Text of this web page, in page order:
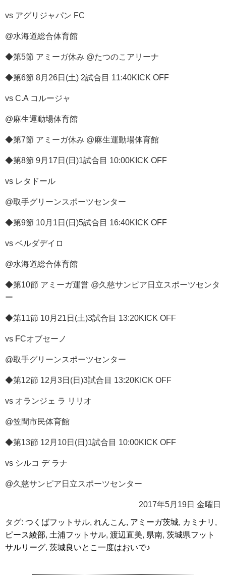
vs アグリジャパン FC
@水海道総合体育館
◆第5節 アミーガ休み @たつのこアリーナ
◆第6節 8月26日(土) 2試合目 11:40KICK OFF
vs C.A コルージャ
@麻生運動場体育館
◆第7節 アミーガ休み @麻生運動場体育館
◆第8節 9月17日(日)1試合目 10:00KICK OFF
vs レタドール
@取手グリーンスポーツセンター
◆第9節 10月1日(日)5試合目 16:40KICK OFF
vs ベルダデイロ
@水海道総合体育館
◆第10節 アミーガ運営 @久慈サンピア日立スポーツセンタ
ー
◆第11節 10月21日(土)3試合目 13:20KICK OFF
vs FCオブセーノ
@取手グリーンスポーツセンター
◆第12節 12月3日(日)3試合目 13:20KICK OFF
vs オランジェ ラ リリオ
@笠間市民体育館
◆第13節 12月10日(日)1試合目 10:00KICK OFF
vs シルコ デ ラナ
@久慈サンピア日立スポーツセンター
2017年5月19日 金曜日
タグ: つくばフットサル, れんこん, アミーガ茨城, カミナリ ,
ピース綾部, 土浦フットサル, 渡辺直美, 県南, 茨城県フット
サルリーグ, 茨城良いとこ一度はおいで♪